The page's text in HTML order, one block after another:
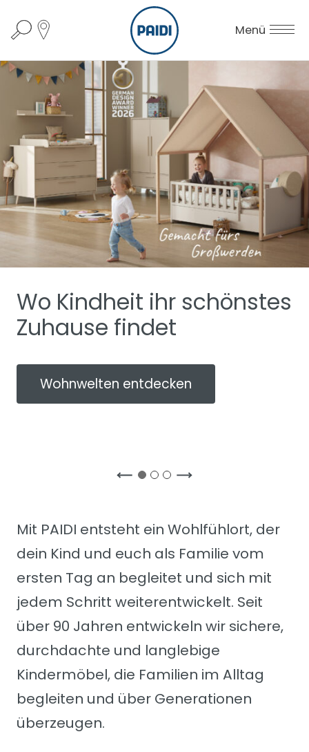
Menü
Wo Kindheit ihr schönstes
Zuhause findet
Wohnwelten entdecken
Mit PAIDI entsteht ein Wohlfühlort, der
dein Kind und euch als Familie vom
ersten Tag an begleitet und sich mit
jedem Schritt weiterentwickelt. Seit
über 90 Jahren entwickeln wir sichere,
durchdachte und langlebige
Kindermöbel, die Familien im Alltag
begleiten und über Generationen
überzeugen.